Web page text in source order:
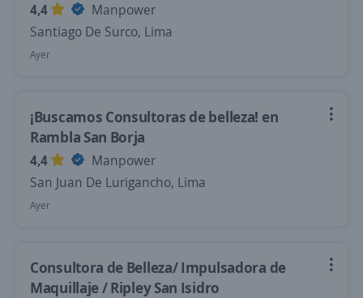
4,4
Manpower
Santiago De Surco, Lima
Ayer
¡Buscamos Consultoras de belleza! en
Rambla San Borja
4,4
Manpower
San Juan De Lurigancho, Lima
Ayer
Consultora de Belleza/ Impulsadora de
Maquillaje / Ripley San Isidro